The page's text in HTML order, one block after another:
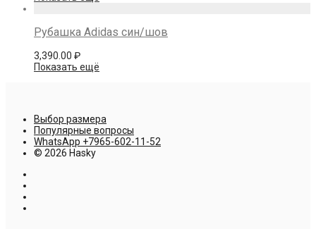
Рубашка Adidas син/шов
3,390.00 ₽
Показать ещё
Выбор размера
Популярные вопросы
WhatsApp +7965-602-11-52
© 2026 Hasky